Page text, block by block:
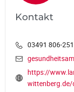
Kontakt
03491 806-
https://